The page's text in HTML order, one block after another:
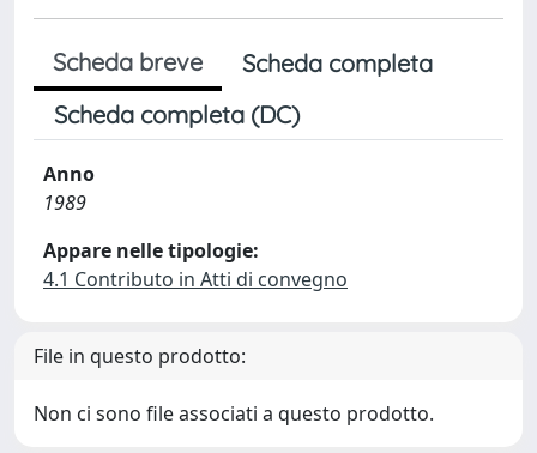
Scheda breve
Scheda completa
Scheda completa (DC)
Anno
1989
Appare nelle tipologie:
4.1 Contributo in Atti di convegno
File in questo prodotto:
Non ci sono file associati a questo prodotto.